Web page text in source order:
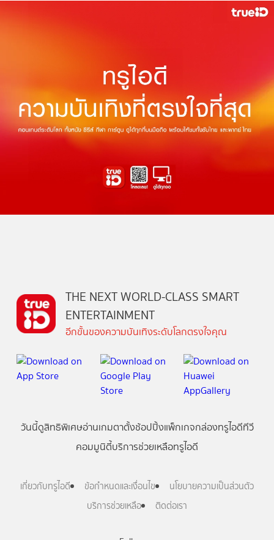
THE NEXT WORLD-CLASS SMART
ENTERTAINMENT
อีกขั้นของความบันเทิงระดับโลกตรงใจคุณ
วันนี้ดูสิทธิพิเศษอ่านเกมตาตั้งช้อปปิ้งแพ็กเกจกล่องทรูไอดีทีวี
คอมมูนิตี้บริการช่วยเหลือทรูไอดี
เกี่ยวกับทรูไอดี ข้อกำหนดและเงื่อนไข
นโยบายความเป็นส่วนตัว
บริการช่วยเหลือ
ติดต่อเรา